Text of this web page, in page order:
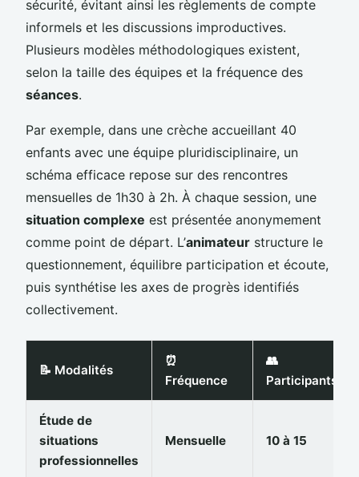
sécurité, évitant ainsi les règlements de compte
informels et les discussions improductives.
Plusieurs modèles méthodologiques existent,
selon la taille des équipes et la fréquence des
séances.
Par exemple, dans une crèche accueillant 40
enfants avec une équipe pluridisciplinaire, un
schéma efficace repose sur des rencontres
mensuelles de 1h30 à 2h. À chaque session, une
situation complexe est présentée anonymement
comme point de départ. L’animateur structure le
questionnement, équilibre participation et écoute,
puis synthétise les axes de progrès identifiés
collectivement.
📝 Modalités
⏰
Fréquence
👥
Participants
Étude de
situations
professionnelles
Mensuelle 10 à 15